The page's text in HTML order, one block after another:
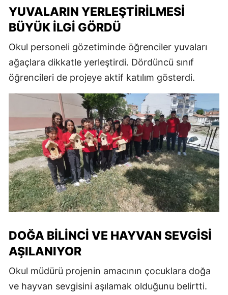
YUVALARIN YERLEŞTIRILMESI
BÜYÜK İLGI GÖRDÜ
Okul personeli gözetiminde öğrenciler yuvaları
ağaçlara dikkatle yerleştirdi. Dördüncü sınıf
öğrencileri de projeye aktif katılım gösterdi.
DOĞA BILINCI VE HAYVAN SEVGISI
AŞILANIYOR
Okul müdürü projenin amacının çocuklara doğa
ve hayvan sevgisini aşılamak olduğunu belirtti.